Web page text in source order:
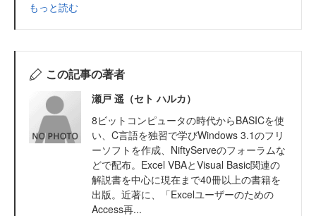
もっと読む
この記事の著者
瀬戸 遥（セト ハルカ）
8ビットコンピュータの時代からBASICを使
い、C言語を独習で学びWindows 3.1のフリ
ーソフトを作成、NiftyServeのフォーラムな
どで配布。Excel VBAとVisual Basic関連の
解説書を中心に現在まで40冊以上の書籍を
出版。近著に、「Excelユーザーのための
Access再...